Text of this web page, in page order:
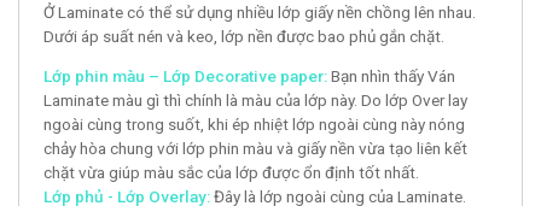
Ở Laminate có thể sử dụng nhiều lớp giấy nền chồng lên nhau.
Dưới áp suất nén và keo, lớp nền được bao phủ gắn chặt.
Lớp phin màu – Lớp Decorative paper:Bạn nhìn thấy Ván
Laminate màu gì thì chính là màu của lớp này. Do lớp Over lay
ngoài cùng trong suốt, khi ép nhiệt lớp ngoài cùng này nóng
chảy hòa chung với lớp phin màu và giấy nền vừa tạo liên kết
chặt vừa giúp màu sắc của lớp được ổn định tốt nhất.
Lớp phủ - Lớp Overlay:Đây là lớp ngoài cùng của Laminate.